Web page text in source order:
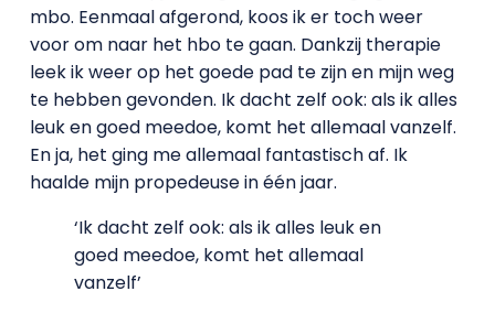
mbo. Eenmaal afgerond, koos ik er toch weer
voor om naar het hbo te gaan. Dankzij therapie
leek ik weer op het goede pad te zijn en mijn weg
te hebben gevonden. Ik dacht zelf ook: als ik alles
leuk en goed meedoe, komt het allemaal vanzelf.
En ja, het ging me allemaal fantastisch af. Ik
haalde mijn propedeuse in één jaar.
‘Ik dacht zelf ook: als ik alles leuk en
goed meedoe, komt het allemaal
vanzelf’